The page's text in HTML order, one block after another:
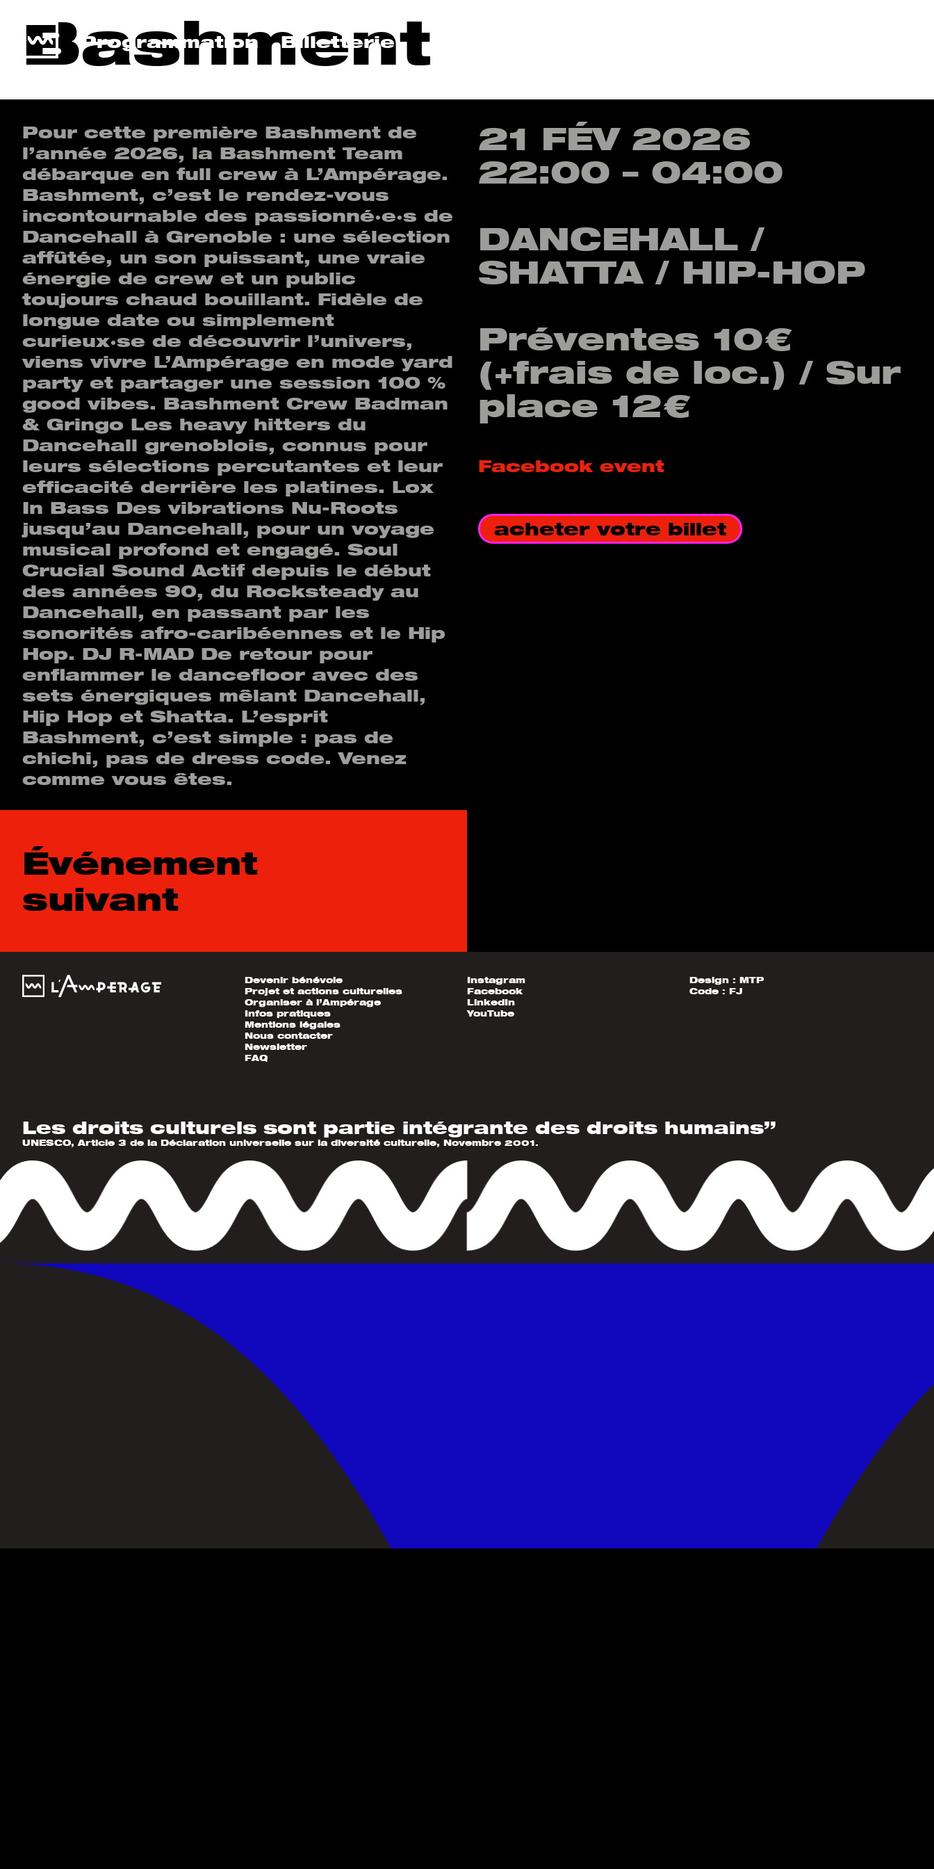
Programmation Billetterie
Bashment
Pour cette première Bashment de
l’année 2026, la Bashment Team
débarque en full crew à L’Ampérage.
Bashment, c’est le rendez-vous
incontournable des passionné·e·s de
Dancehall à Grenoble : une sélection
affûtée, un son puissant, une vraie
énergie de crew et un public
toujours chaud bouillant. Fidèle de
longue date ou simplement
curieux·se de découvrir l’univers,
viens vivre L’Ampérage en mode yard
party et partager une session 100 %
good vibes. Bashment Crew Badman
& Gringo Les heavy hitters du
Dancehall grenoblois, connus pour
leurs sélections percutantes et leur
efficacité derrière les platines. Lox
In Bass Des vibrations Nu-Roots
jusqu’au Dancehall, pour un voyage
musical profond et engagé. Soul
Crucial Sound Actif depuis le début
des années 90, du Rocksteady au
Dancehall, en passant par les
sonorités afro-caribéennes et le Hip
Hop. DJ R-MAD De retour pour
enflammer le dancefloor avec des
sets énergiques mêlant Dancehall,
Hip Hop et Shatta. L’esprit
Bashment, c’est simple : pas de
chichi, pas de dress code. Venez
comme vous êtes.
21 FÉV 2026
22:00 – 04:00
DANCEHALL /
SHATTA / HIP-HOP
Préventes 10€
(+frais de loc.) / Sur
place 12€
Facebook event
acheter votre billet
Événement
suivant
Devenir bénévole
Projet et actions culturelles
Organiser à l’Ampérage
Infos pratiques
Mentions légales
Nous contacter
Newsletter
FAQ
Instagram
Facebook
LinkedIn
YouTube
Design : MTP
Code : FJ
Les droits culturels sont partie intégrante des droits humains”
UNESCO, Article 3 de la Déclaration universelle sur la diversité culturelle, Novembre 2001.